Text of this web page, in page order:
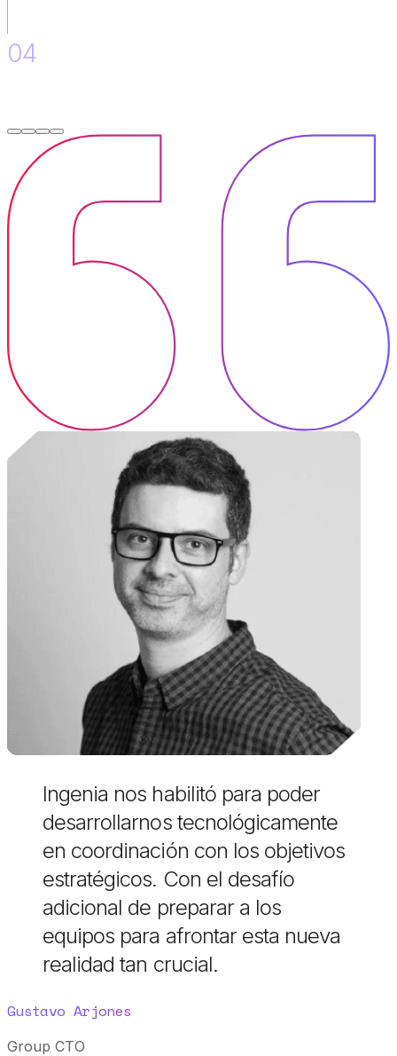
04
Ingenia nos habilitó para poder
desarrollarnos tecnológicamente
en coordinación con los objetivos
estratégicos. Con el desafío
adicional de preparar a los
equipos para afrontar esta nueva
realidad tan crucial.
Gustavo Arjones
Group CTO